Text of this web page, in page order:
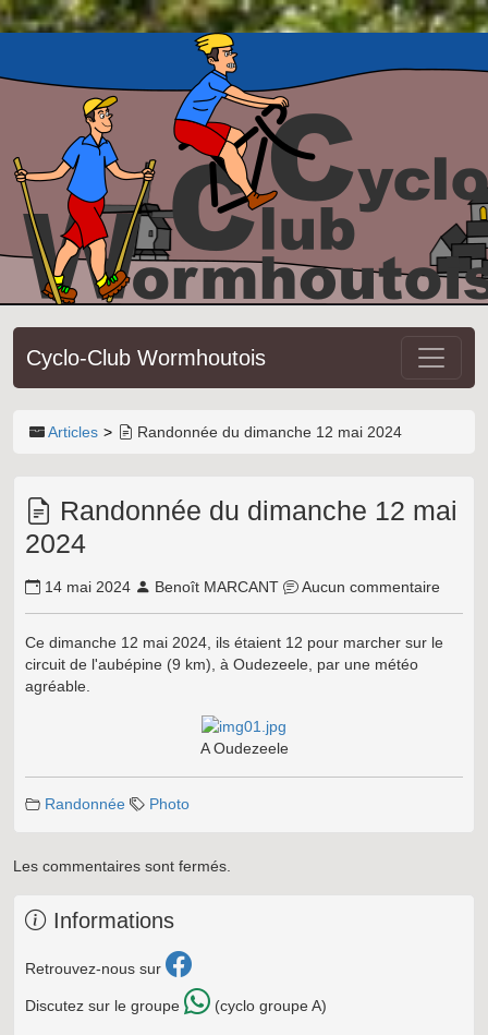
Cyclo-Club Wormhoutois
Articles Randonnée du dimanche 12 mai 2024
Randonnée du dimanche 12 mai
2024
14 mai 2024 Benoît MARCANT Aucun commentaire
Ce dimanche 12 mai 2024, ils étaient 12 pour marcher sur le
circuit de l'aubépine (9 km), à Oudezeele, par une météo
agréable.
A Oudezeele
Randonnée Photo
Les commentaires sont fermés.
Informations
Retrouvez-nous sur
Discutez sur le groupe (cyclo groupe A)